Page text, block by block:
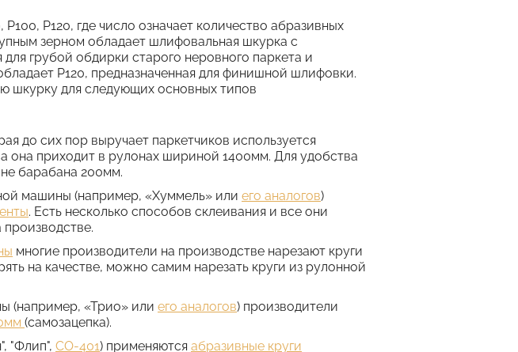
Р120, где число означает количество абразивных
зерном обладает шлифовальная шкурка с
грубой обдирки старого неровного паркета и
Р120, предназначенная для финишной шлифовки.
шкурку для следующих основных типов
до сих пор выручает паркетчиков используется
она приходит в рулонах шириной 1400мм. Для удобства
барабана 200мм.
машины (например, «Хуммель» или его аналогов)
. Есть несколько способов склеивания и все они
многие производители на производстве нарезают круги
на качестве, можно самим нарезать круги из рулонной
(например, «Трио» или его аналогов) производители
(самозацепка).
"Флип", СО-401) применяются абразивные круги